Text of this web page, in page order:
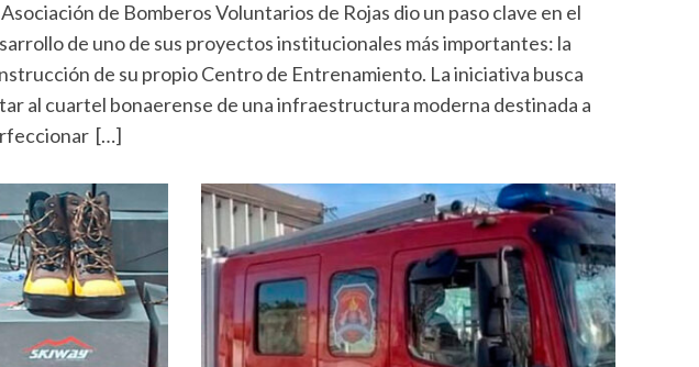
Asociación de Bomberos Voluntarios de Rojas dio un paso clave en el
de uno de sus proyectos institucionales más importantes: la
de su propio Centro de Entrenamiento. La iniciativa busca
al cuartel bonaerense de una infraestructura moderna destinada a
[…]